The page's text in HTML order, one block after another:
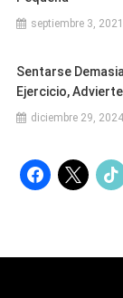
septiembre 3, 2021
Sentarse
Ejercicio,
diciembre 29, 2024
facebook
x